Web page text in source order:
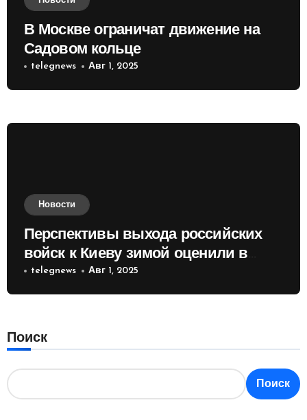
В Москве ограничат движение на
Садовом кольце
telegnews Авг 1, 2025
Новости
Перспективы выхода российских
войск к Киеву зимой оценили в
России
telegnews Авг 1, 2025
Поиск
Поиск